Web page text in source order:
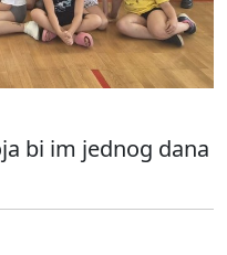
bi im jednog dana